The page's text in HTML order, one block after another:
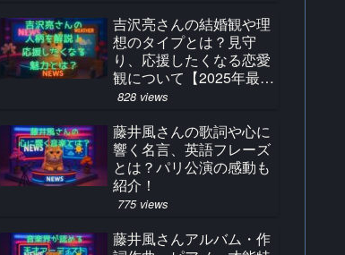
吉沢亮さんの結婚観や理
想のタイプとは？見守
り、応援したくなる恋愛
観について【2025年最
新】
828 views
藤井風さんの歌詞や心に
響く名言、英語フレーズ
とは？パリ公演の感動も
紹介！
775 views
藤井風さんアルバム・作